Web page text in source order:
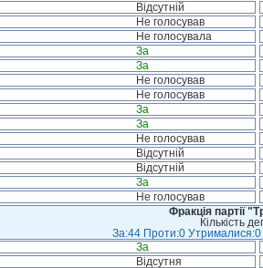
Відсутній
Не голосував
Не голосувала
За
За
Не голосував
Не голосував
За
За
Не голосував
Відсутній
Відсутній
За
Не голосував
Фракція партії
Кількість
За:44 Проти:0 Утрималися:0
За
Відсутня